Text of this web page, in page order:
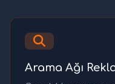
Arama Ağı